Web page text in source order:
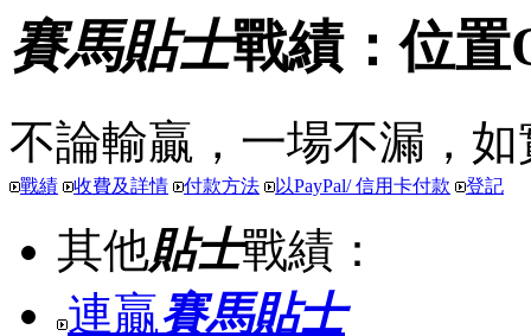
賽馬貼士戰績：位置
不論輸贏，一場不漏，
戰績 收費及詳情 付款方法 以PayPal/ 信用卡付款 登記
其他貼士戰績：
連贏賽馬貼士